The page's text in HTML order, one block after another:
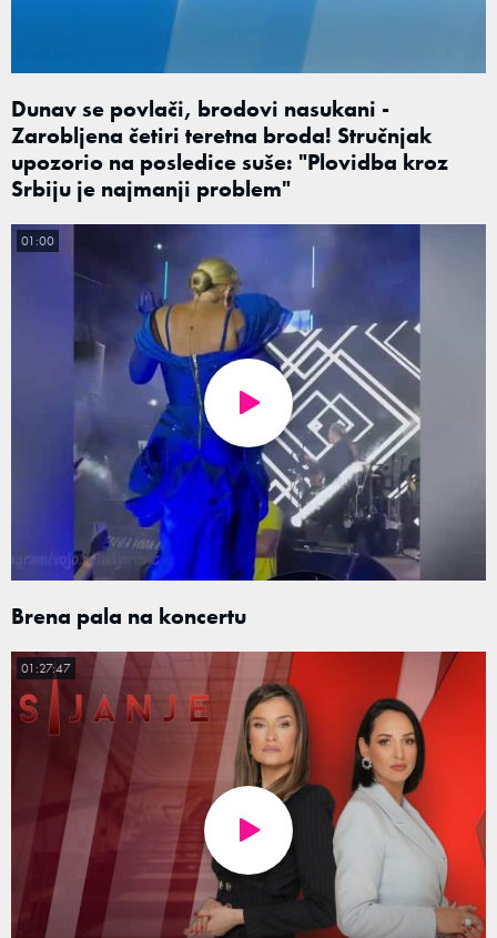
Dunav se povlači, brodovi nasukani -
Zarobljena četiri teretna broda! Stručnjak
upozorio na posledice suše: "Plovidba kroz
Srbiju je najmanji problem"
Brena pala na koncertu
01:00
01:27:47